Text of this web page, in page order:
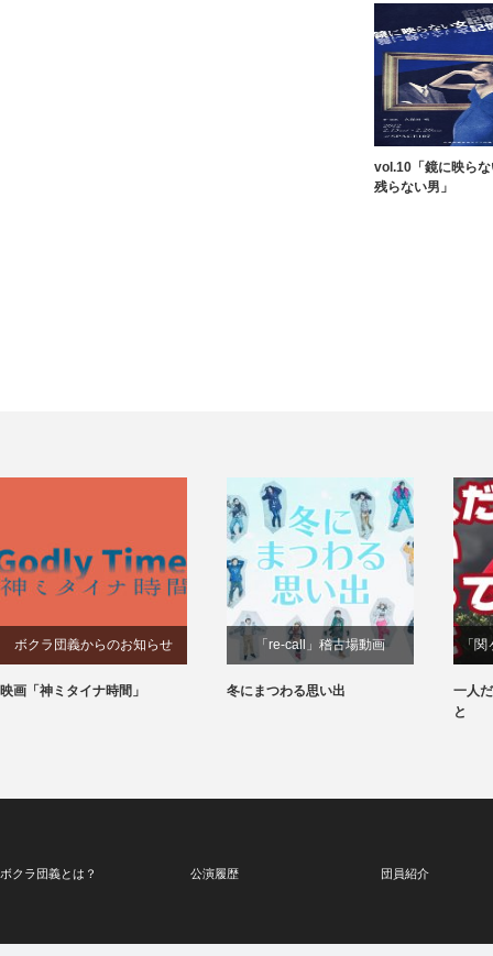
vol.10「鏡に映ら
残らない男」
ボクラ団義からのお知らせ
映画「神ミタイナ時間」
「re-call」稽古場動画
冬にまつわる思い出
「
一人
と
ボクラ団義とは？ 公演履歴 団員紹介